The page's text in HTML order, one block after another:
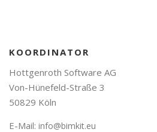
KOORDINATOR
Hottgenroth Software AG
Von-Hünefeld-Straße 3
50829 Köln
E-Mail: info@bimkit.eu